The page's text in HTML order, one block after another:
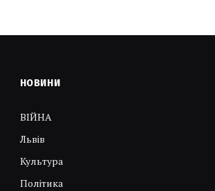
НОВИНИ
ВІЙНА
Львів
Культура
Політика